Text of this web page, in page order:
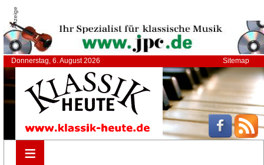
Anzeige
Donnerstag, 6. August 2026 Sitemap
≡
≡